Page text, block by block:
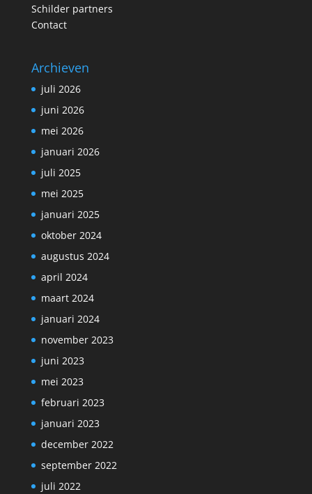
Schilder partners
Contact
Archieven
juli 2026
juni 2026
mei 2026
januari 2026
juli 2025
mei 2025
januari 2025
oktober 2024
augustus 2024
april 2024
maart 2024
januari 2024
november 2023
juni 2023
mei 2023
februari 2023
januari 2023
december 2022
september 2022
juli 2022